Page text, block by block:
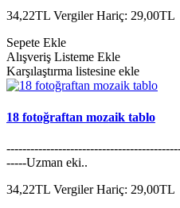
34,22TL Vergiler Hariç: 29,00TL
Sepete Ekle
Alışveriş Listeme Ekle
Karşılaştırma listesine ekle
18 fotoğraftan mozaik tablo
-----Uzman eki..
34,22TL Vergiler Hariç: 29,00TL